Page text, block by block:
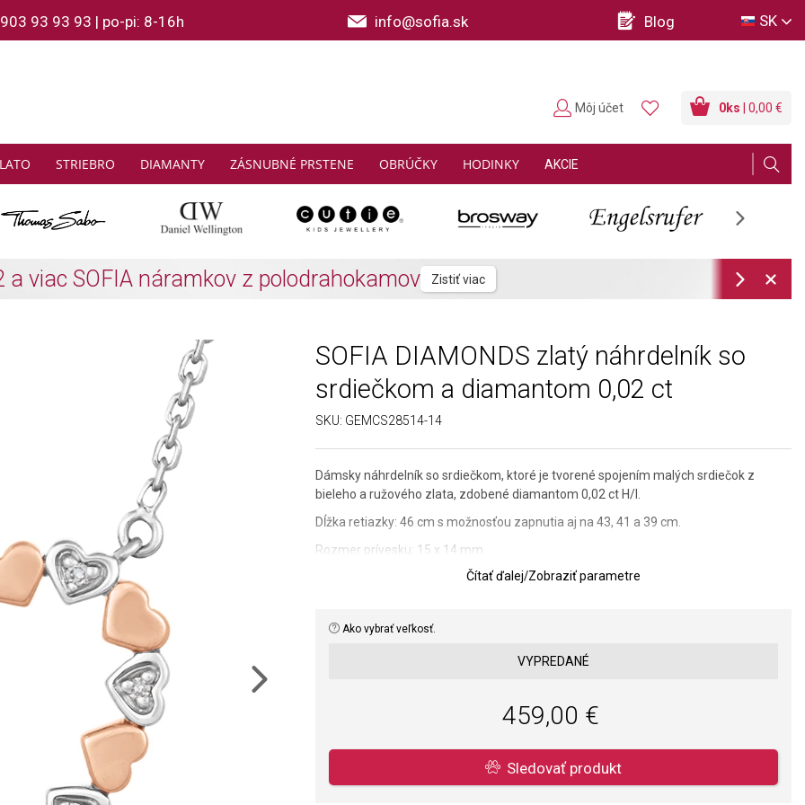
93 93 93 | po-pi: 8-16h info@sofia.sk Blog SK
STRIEBRO DIAMANTY ZÁSNUBNÉ PRSTENE OBRÚČKY HODINKY AKCIE
0ks | 0,00 €
Môj účet
SABO: Zbierajte a ušetrite Zistiť viac
SOFIA DIAMONDS zlatý náhrdelník so
srdiečkom a diamantom 0,02 ct
SKU: GEMCS28514-14
Dámsky náhrdelník so srdiečkom, ktoré je tvorené spojením malých srdiečok z
bieleho a ružového zlata, zdobené diamantom 0,02 ct H/I.
Dĺžka retiazky: 46 cm s možnosťou zapnutia aj na 43, 41 a 39 cm.
Rozmer prívesku: 15 x 14 mm.
akostných kameňov a perál spĺňa náročné požiadavky.
Čítať ďalej/Zobraziť parametre
Ako vybrať veľkosť.
VYPREDANÉ
459,00 €
Sledovať produkt